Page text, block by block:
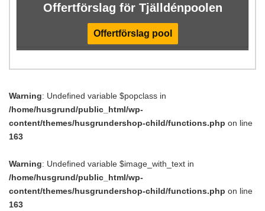
Offertförslag för Tjälldénpoolen
Offertförslag pool
Warning: Undefined variable $popclass in
/home/husgrund/public_html/wp-
content/themes/husgrundershop-child/functions.php on line
163
Warning: Undefined variable $image_with_text in
/home/husgrund/public_html/wp-
content/themes/husgrundershop-child/functions.php on line
163